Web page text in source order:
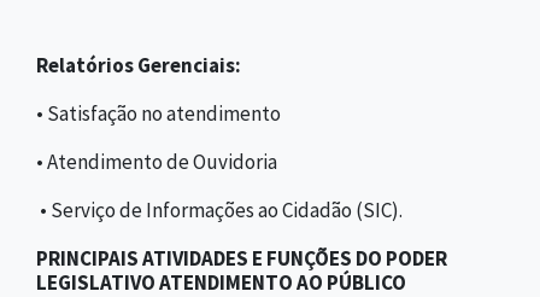
Relatórios Gerenciais:
• Satisfação no atendimento
• Atendimento de Ouvidoria
• Serviço de Informações ao Cidadão (SIC).
PRINCIPAIS ATIVIDADES E FUNÇÕES DO PODER
LEGISLATIVO ATENDIMENTO AO PÚBLICO